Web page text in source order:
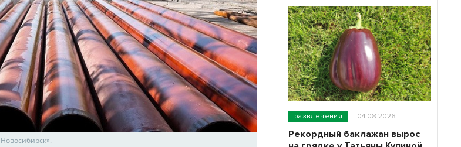
развлечения 04.08.2026
Рекордный баклажан вырос